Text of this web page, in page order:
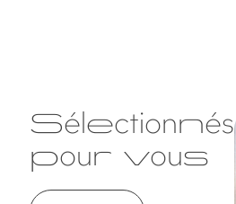
Sélectionnés
pour vous